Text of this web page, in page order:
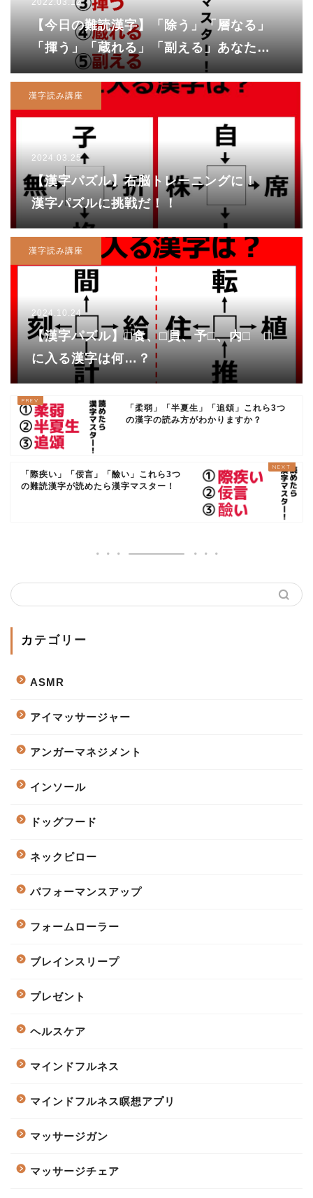
【今日の難読漢字】「除う」「層なる」
「揮う」「蔵れる」「副える」あなたは
読めますか？
漢字読み講座
2024.03.25
【漢字パズル】右脳トレーニングに！
漢字パズルに挑戦だ！！
漢字読み講座
2024.10.24
【漢字パズル】□食、□員、予□、内□ □
に入る漢字は何…？
「柔弱」「半夏生」「追頌」これら3つ
の漢字の読み方がわかりますか？
「際疾い」「佞言」「醶い」これら3つ
の難読漢字が読めたら漢字マスター！
カテゴリー
ASMR
アイマッサージャー
アンガーマネジメント
インソール
ドッグフード
ネックピロー
パフォーマンスアップ
フォームローラー
ブレインスリープ
プレゼント
ヘルスケア
マインドフルネス
マインドフルネス瞑想アプリ
マッサージガン
マッサージチェア